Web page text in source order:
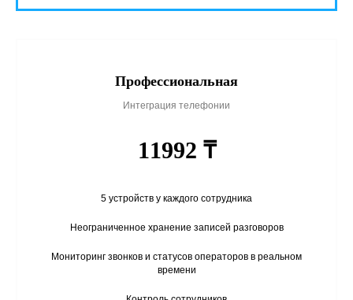
Профессиональная
Интеграция телефонии
11992 ₸
5 устройств у каждого сотрудника
Неограниченное хранение записей разговоров
Мониторинг звонков и статусов операторов в реальном
времени